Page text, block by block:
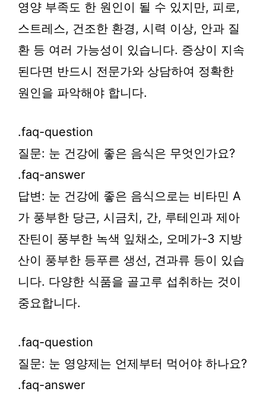
영양 부족도 한 원인이 될 수 있지만, 피로,
스트레스, 건조한 환경, 시력 이상, 안과 질
환 등 여러 가능성이 있습니다. 증상이 지속
된다면 반드시 전문가와 상담하여 정확한
원인을 파악해야 합니다.
.faq-question
질문: 눈 건강에 좋은 음식은 무엇인가요?
.faq-answer
답변: 눈 건강에 좋은 음식으로는 비타민 A
가 풍부한 당근, 시금치, 간, 루테인과 제아
잔틴이 풍부한 녹색 잎채소, 오메가-3 지방
산이 풍부한 등푸른 생선, 견과류 등이 있습
니다. 다양한 식품을 골고루 섭취하는 것이
중요합니다.
.faq-question
질문: 눈 영양제는 언제부터 먹어야 하나요?
.faq-answer